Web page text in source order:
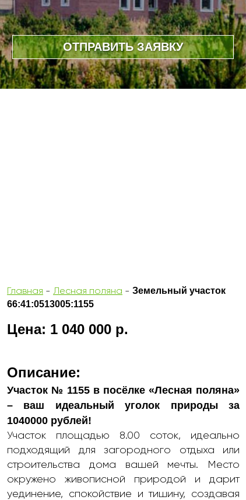
ОТПРАВИТЬ ЗАЯВКУ
Главная - Лесная поляна - Земельный участок
66:41:0513005:1155
Цена: 1 040 000 р.
Описание:
Участок № 1155 в посёлке «Лесная поляна»
– ваш идеальный уголок природы за
1040000 рублей!
Участок площадью 8.00 соток, идеально
подходящий для загородного отдыха или
строительства дома вашей мечты. Место
окружено живописной природой и дарит
уединение, спокойствие и тишину, создавая